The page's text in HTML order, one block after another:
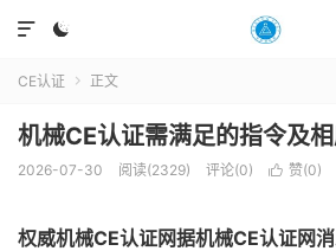


CE认证  正文
机械CE认证需满足的指令及
2026-07-30 阅读(2329) 评论(0)  赞(0)
权威机械CE认证网据机械CE认证网